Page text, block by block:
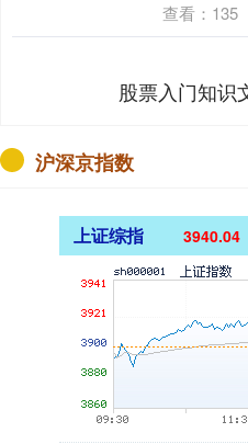
查看： 135
股票入门知识
沪深京指数
上证综指 3940.04